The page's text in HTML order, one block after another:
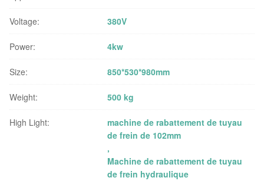
Voltage: 380V
Power: 4kw
Size: 850*530*980mm
Weight: 500 kg
High Light:
machine de rabattement de tuyau
de frein de 102mm
,
Machine de rabattement de tuyau
de frein hydraulique